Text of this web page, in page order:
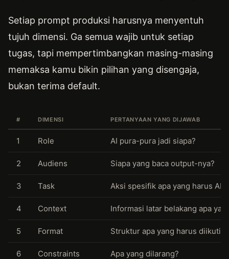
Setiap prompt produksi harusnya menyentuh
tujuh dimensi. Ga semua wajib untuk setiap
tugas, tapi mempertimbangkan masing-masing
memaksa kamu bikin pilihan yang disengaja,
bukan terima default.
# DIMENSI PERTANYAAN YANG DIJAWAB
1 Role AI pura-pura jadi siapa?
2 Audiens Siapa yang baca output-nya?
3 Task Aksi spesifik apa yang harus AI
4 Context Informasi latar belakang apa
5 Format Struktur apa yang harus diikuti
6 Constraints Apa yang dilarang?